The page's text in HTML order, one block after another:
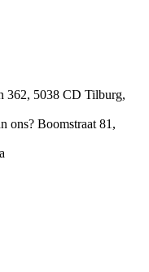
362, 5038 CD Tilburg,
ons? Boomstraat 81,